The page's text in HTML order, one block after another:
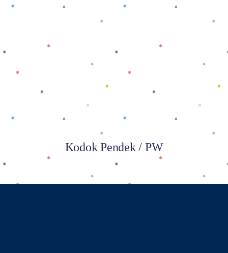
Baca selengkapnya
Kodok Pendek / PW